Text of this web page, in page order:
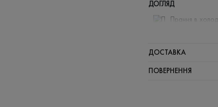
ДОГЛЯД
Прання в
Щадний
ДОСТАВКА
ПОВЕРНЕННЯ